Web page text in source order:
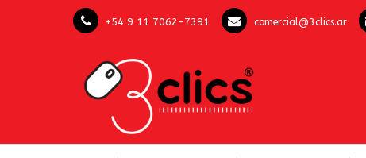
+54 9 11 7062-7391 comercial@3clics.ar